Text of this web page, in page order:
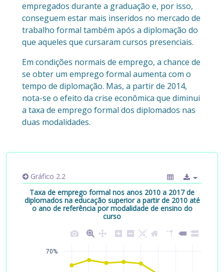
empregados durante a graduação e, por isso,
conseguem estar mais inseridos no mercado de
trabalho formal também após a diplomação do
que aqueles que cursaram cursos presenciais.
Em condições normais de emprego, a chance de
se obter um emprego formal aumenta com o
tempo de diplomação. Mas, a partir de 2014,
nota-se o efeito da crise econômica que diminui
a taxa de emprego formal dos diplomados nas
duas modalidades.
Gráfico 2.2
Taxa de emprego formal nos anos 2010 a 2017 de
diplomados na educação superior a partir de 2010 até
o ano de referência por modalidade de ensino do
curso
70%